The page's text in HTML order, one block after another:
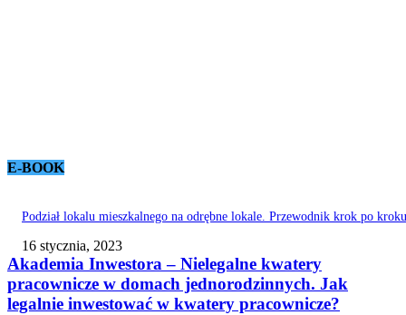
E-BOOK
Podział lokalu mieszkalnego na odrębne lokale. Przewodnik krok po kroku
16 stycznia, 2023
Akademia Inwestora – Nielegalne kwatery
pracownicze w domach jednorodzinnych. Jak
legalnie inwestować w kwatery pracownicze?